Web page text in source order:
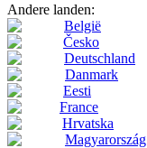
Andere landen:
België
Česko
Deutschland
Danmark
Eesti
France
Hrvatska
Magyarország